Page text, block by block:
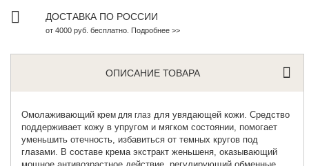
ДОСТАВКА ПО РОССИИ
от 4000 руб. бесплатно. Подробнее >>
ОПИСАНИЕ ТОВАРА
Омолаживающийкрем для глаз для увядающей кожи. Средство
поддерживает кожу в упругом и мягком состоянии, помогает
уменьшить отечность, избавиться от темных кругов под
глазами. В составе крема экстракт женьшеня, оказывающий